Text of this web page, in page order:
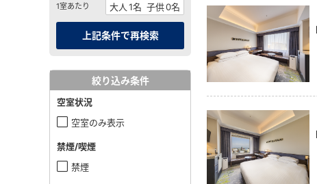
1室あたり
絞り込み条件
空室状況
空室のみ表示
禁煙/喫煙
禁煙